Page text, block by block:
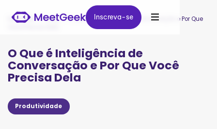
Inscreva-se
Inscreva-se
MeetGeek / Blog / O Que é Inteligência de Conversação e Por Que
O Que é Inteligência de
Conversação e Por Que Você
Precisa Dela
Produtividade